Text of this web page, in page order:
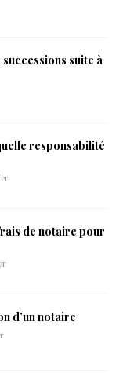
suite à
responsabilité
de notaire pour
d’un notaire